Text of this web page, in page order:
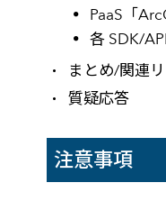
PaaS「
各 SDK/
まとめ/関連
質疑応答
注意事項